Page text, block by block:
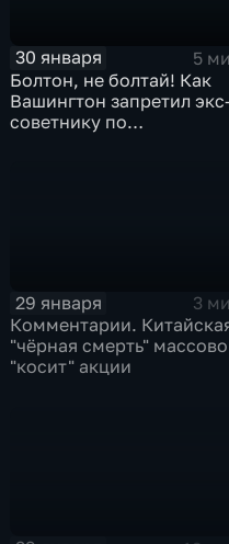
30 января
5
Болтон, не болтай! Как
Вашингтон запретил
советнику по
29 января
3
Комментарии.
"чёрная смерть" массово
"косит" акции